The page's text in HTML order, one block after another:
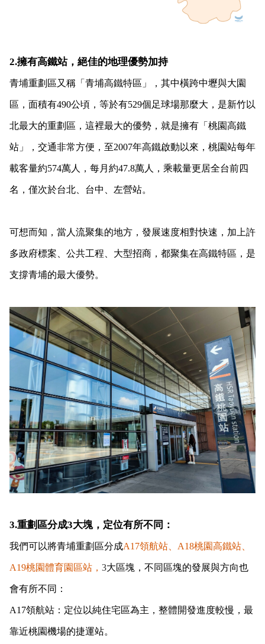
2.擁有高鐵站，絕佳的地理優勢加持
青埔重劃區又稱「青埔高鐵特區」，其中橫跨中壢與大園
區，面積有490公頃，等於有529個足球場那麼大，是新竹以
北最大的重劃區，這裡最大的優勢，就是擁有「桃園高鐵
站」，交通非常方便，至2007年高鐵啟動以來，桃園站每年
載客量約574萬人，每月約47.8萬人，乘載量更居全台前四
名，僅次於台北、台中、左營站。
可想而知，當人流聚集的地方，發展速度相對快速，加上許
多政府標案、公共工程、大型招商，都聚集在高鐵特區，是
支撐青埔的最大優勢。
3.重劃區分成3大塊，定位有所不同：
我們可以將青埔重劃區分成A17領航站、A18桃園高鐵站、
A19桃園體育園區站， 3大區塊，不同區塊的發展與方向也
會有所不同：
A17領航站： 定位以純住宅區為主，整體開發進度較慢，最
靠近桃園機場的捷運站。